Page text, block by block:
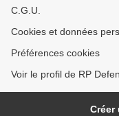
C.G.U.
Cookies et données
Préférences cookies
Voir le profil de RP
Créer